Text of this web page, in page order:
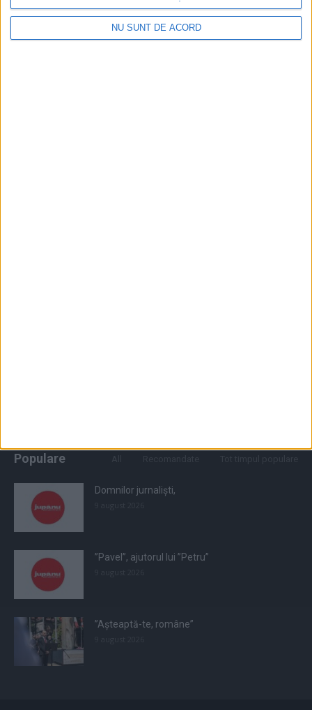
NU SUNT DE ACORD
Populare
Domnilor jurnaliști,
”Pavel”, ajutorul lui ”Petru”
”Așteaptă-te, române”